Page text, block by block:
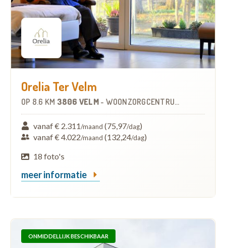
Orelia Ter Velm
OP 8.6 KM 3806 VELM - WOONZORGCENTRUM (WZC)
vanaf € 2.311/maand (75,97/dag)
vanaf € 4.022/maand (132,24/dag)
18 foto's
meer informatie
ONMIDDELLIJK BESCHIKBAAR